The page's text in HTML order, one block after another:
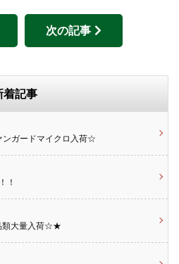
次の記事
着記事
ンガードマイクロ入荷☆
！
類大量入荷☆★